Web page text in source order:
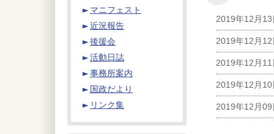
マニフェスト
近況報告
後援会
活動日誌
事務所案内
国政だより
リンク集
2019年12月13
2019年12月12
2019年12月11
2019年12月10
2019年12月09